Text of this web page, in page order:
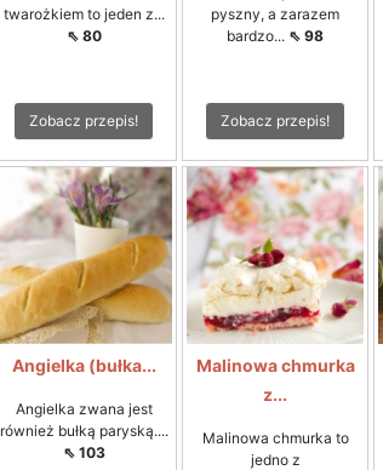
twarożkiem to jeden z...
⇖ 80
Zobacz przepis!
pyszny, a zarazem
bardzo... ⇖ 98
Zobacz przepis!
Angielka (bułka...
Angielka zwana jest
również bułką paryską....
⇖ 103
Malinowa chmurka
z...
Malinowa chmurka to
jedno z